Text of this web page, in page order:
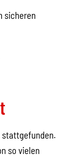
sicheren
stattgefunden.
so vielen